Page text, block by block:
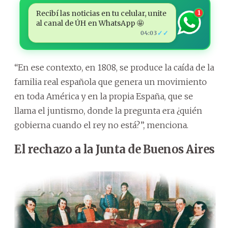
Recibí las noticias en tu celular, unite
al canal de ÚH en WhatsApp 🤩
04:03 ✓✓
1
“En ese contexto, en 1808, se produce la caída de la
familia real española que genera un movimiento
en toda América y en la propia España, que se
llama el juntismo, donde la pregunta era ¿quién
gobierna cuando el rey no está?”, menciona.
El rechazo a la Junta de Buenos Aires